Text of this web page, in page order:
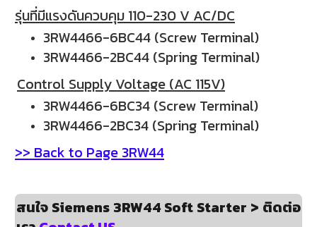
รุ่นที่มีแรงดันควบคุม 110-230 V AC/DC
3RW4466-6BC44 (Screw Terminal)
3RW4466-2BC44 (Spring Terminal)
Control Supply Voltage (AC 115V)
3RW4466-6BC34 (Screw Terminal)
3RW4466-2BC34 (Spring Terminal)
>> Back to Page 3RW44
สนใจ Siemens 3RW44 Soft Starter > ติดต่อ